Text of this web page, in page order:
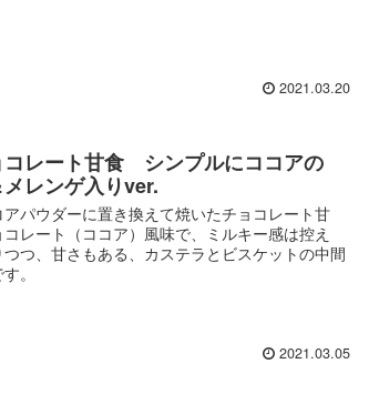
2021.03.20
コレート甘食 シンプルにココアの
レンゲ入りver.
パウダーに置き換えて焼いたチョコレート甘
レート（ココア）風味で、ミルキー感は控え
つ、甘さもある、カステラとビスケットの中間
。
2021.03.05